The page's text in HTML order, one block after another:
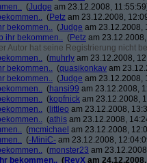
(Judge am 23.12.2008,
(Petz am 23.12.2008,
bekommen.. (Judge am 23.12.2008,
ihr bekommen.. (Petz am
Autor hat seine Registrierung nicht
(muhrly am 23.12.2008,
bekommen.. (quasikonkav am
bekommen.. (Judge am 23.12.2008,
(hansi99 am 23.12.2008,
(kopfnick am 23.12.2008,
( littleo am 23.12.2008,
(athis am 23.12.2008,
(mcmichael am 23.12.2008,
(-MiniC- am 23.12.2008,
(monster23 am
bekommen.. (RevX am